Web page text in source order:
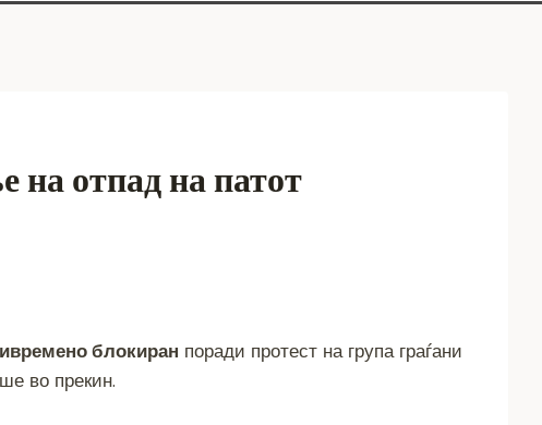
на отпад на патот
блокиран поради протест на група граѓани
во прекин.